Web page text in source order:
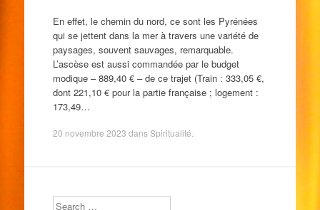
En effet, le chemin du nord, ce sont les Pyrénées
qui se jettent dans la mer à travers une variété de
paysages, souvent sauvages, remarquable.
L’ascèse est aussi commandée par le budget
modique – 889,40 € – de ce trajet (Train : 333,05 €,
dont 221,10 € pour la partie française ; logement :
173,49…
20 novembre 2023 dansSpiritualité
Search